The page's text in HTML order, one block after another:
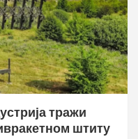
тражи
штиту